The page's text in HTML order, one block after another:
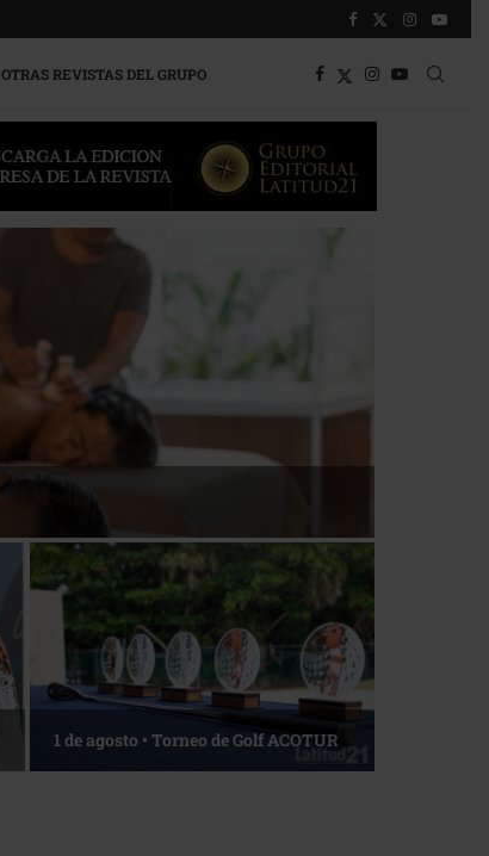
OTRAS REVISTAS DEL GRUPO
1 de agosto • Torneo de Golf ACOTUR